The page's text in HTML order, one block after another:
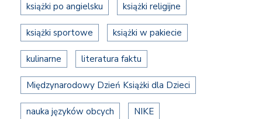
książki po angielsku książki religijne
książki sportowe książki w pakiecie
kulinarne literatura faktu
Międzynarodowy Dzień Książki dla Dzieci
nauka języków obcych NIKE